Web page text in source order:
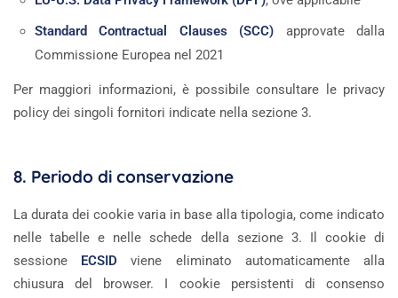
Standard Contractual Clauses (SCC) approvate dalla
Commissione Europea nel 2021
Per maggiori informazioni, è possibile consultare le privacy
policy dei singoli fornitori indicate nella sezione 3.
8. Periodo di conservazione
La durata dei cookie varia in base alla tipologia, come indicato
nelle tabelle e nelle schede della sezione 3. Il cookie di
sessione ECSID viene eliminato automaticamente alla
chiusura del browser. I cookie persistenti di consenso